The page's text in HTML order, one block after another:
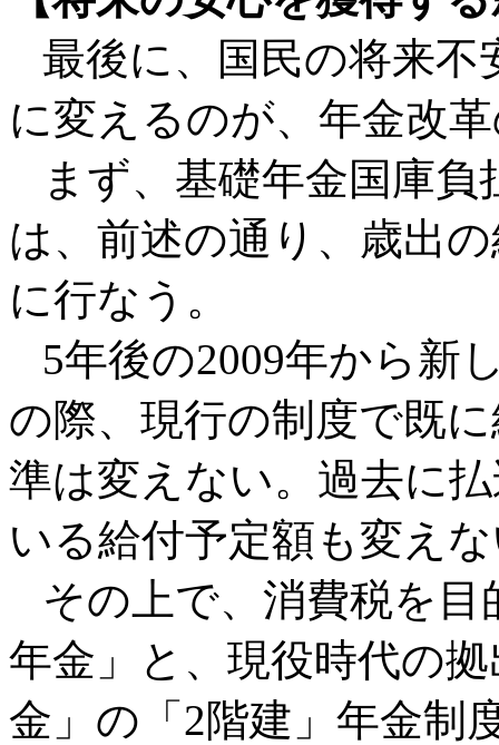
最後に、国民の将来不
に変えるのが、年金改
まず、基礎年金国庫負
は、前述の通り、歳出
に行なう。
5年後の2009年から新
の際、現行の制度で既
準は変えない。過去に
いる給付予定額も変え
その上で、消費税を目
年金」と、現役時代の
金」の「2階建」年金制